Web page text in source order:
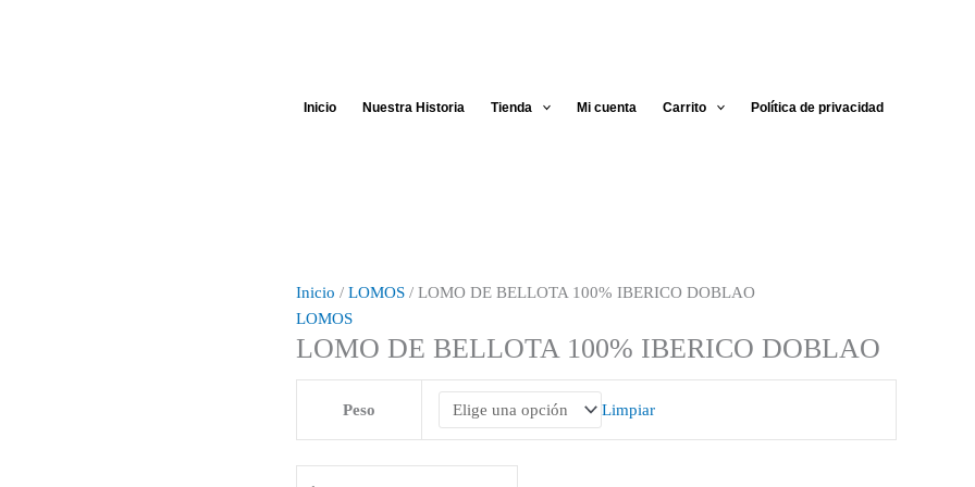
Inicio Nuestra Historia Tienda Mi cuenta Carrito Política de privacidad
Inicio / LOMOS / LOMO DE BELLOTA 100% IBERICO DOBLAO
LOMOS
LOMO DE BELLOTA 100% IBERICO DOBLAO
Peso Limpiar
IBERICO
€44.94